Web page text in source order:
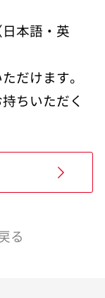
本語・英
だけます。
ちいただく
る